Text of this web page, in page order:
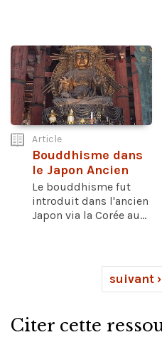
Article
Bouddhisme dans
le Japon Ancien
Le bouddhisme fut
introduit dans l'ancien
Japon via la Corée au...
suivant ›
Citer cette